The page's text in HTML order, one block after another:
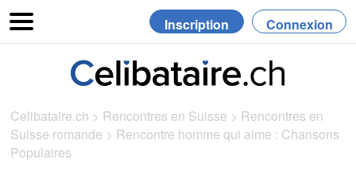
Inscription Connexion
Celibataire.ch > Rencontres en Suisse > Rencontres en
Suisse romande > Rencontre homme qui aime : Chansons
Populaires